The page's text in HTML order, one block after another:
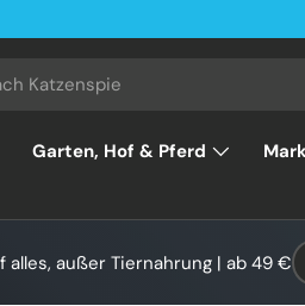
Garten, Hof & Pferd
alles, außer Tiernahrung | ab 49 €